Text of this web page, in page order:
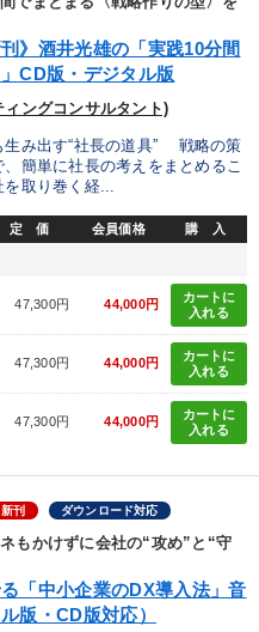
ンス向上
を行いたい
ばしたい
数字を学ぶ 営業力強化
ーワード」を更新いただけます。
refresh 更新する
）からお探しいただけます
刊》酒井光雄の「実践10分間
CD版・デジタル版
ングコンサルタント)
み出す“社長の道具” 戦略の策
簡単に社長の考えをまとめるこ
取り巻く経...
定 価 会員価格 購 入
47,300円 44,000円
カートに
入れる
47,300円 44,000円
カートに
入れる
47,300円 44,000円
カートに
入れる
新刊 ダウンロード対応
もかけずに会社の“攻め”と“守
「中小企業のDX導入法」音
版・CD版対応）